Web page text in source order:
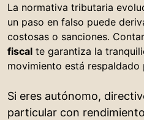
La normativa tributaria
un paso en falso puede
costosas o sanciones.
fiscal te garantiza la
movimiento está
Si eres autónomo,
particular con